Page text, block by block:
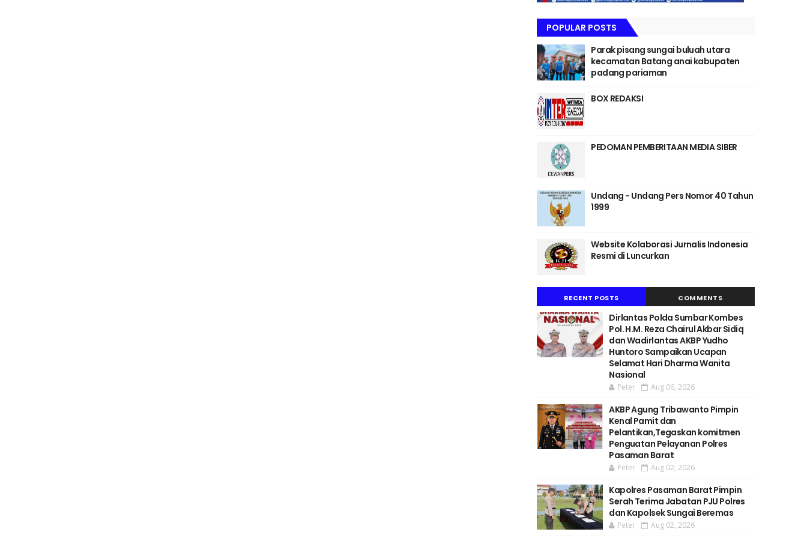
POPULAR POSTS
Parak pisang sungai buluah utara
kecamatan Batang anai kabupaten
padang pariaman
BOX REDAKSI
PEDOMAN PEMBERITAAN MEDIA SIBER
Undang - Undang Pers Nomor 40 Tahun
1999
Website Kolaborasi Jurnalis Indonesia
Resmi di Luncurkan
RECENT POSTS COMMENTS
Dirlantas Polda Sumbar Kombes
Pol. H.M. Reza Chairul Akbar Sidiq
dan Wadirlantas AKBP Yudho
Huntoro Sampaikan Ucapan
Selamat Hari Dharma Wanita
Nasional
Peter Aug 06, 2026
AKBP Agung Tribawanto Pimpin
Kenal Pamit dan
Pelantikan,Tegaskan komitmen
Penguatan Pelayanan Polres
Pasaman Barat
Peter Aug 02, 2026
Kapolres Pasaman Barat Pimpin
Serah Terima Jabatan PJU Polres
dan Kapolsek Sungai Beremas
Peter Aug 02, 2026